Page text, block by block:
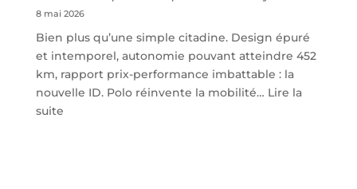
8 mai 2026
Bien plus qu’une simple citadine. Design épuré
et intemporel, autonomie pouvant atteindre 452
km, rapport prix-performance imbattable : la
nouvelle ID. Polo réinvente la mobilité… Lire la
suite: